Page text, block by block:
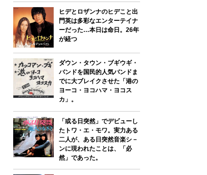
ヒデとロザンナのヒデこと出
門英は多彩なエンターテイナ
ーだった…本日は命日。26年
が経つ
ダウン・タウン・ブギウギ・
バンドを国民的人気バンドま
でに大ブレイクさせた「港の
ヨーコ・ヨコハマ・ヨコス
カ」。
「或る日突然」でデビューし
たトワ・エ・モワ。実力ある
二人が、ある日突然音楽シ－
ンに現われたことは、「必
然」であった。